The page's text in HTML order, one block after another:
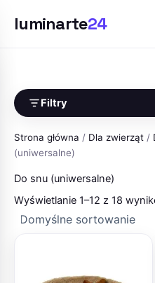
luminarte24
treści
Filtry
Strona główna / Dla zwierząt /
(uniwersalne)
Do snu (uniwersalne)
Wyświetlanie 1–12 z 18